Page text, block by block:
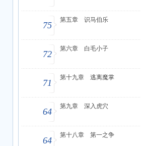
75
第五章 识马伯乐
72
第六章 白毛小子
71
第十九章 逃离魔掌
64
第九章 深入虎穴
64
第十八章 第一之争